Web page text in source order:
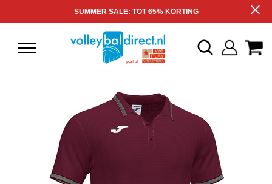
SUMMER SALE: TOT 65% KORTING